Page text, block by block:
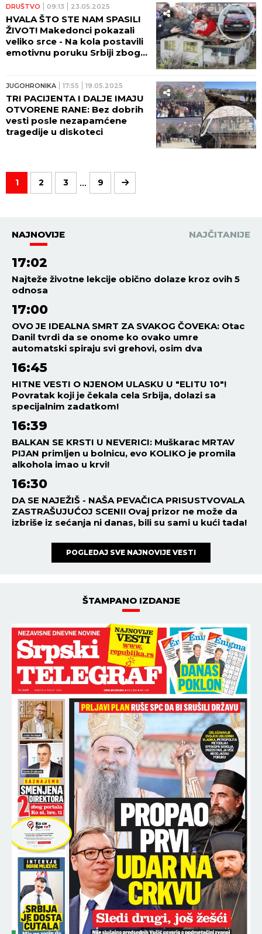
DRUŠTVO 09:13 23.05.2025
HVALA ŠTO STE NAM SPASILI
ŽIVOT! Makedonci pokazali
veliko srce - Na kola postavili
emotivnu poruku Srbiji zbog
JUGOHRONIKA 17:55 19.05.2025
TRI PACIJENTA I DALJE IMAJU
OTVORENE RANE: Bez dobrih
vesti posle nezapamćene
tragedije u diskoteci
1 2 3 ... 9
NAJNOVIJE NAJČITANIJE
17:02
Najteže životne lekcije obično dolaze kroz ovih 5
odnosa
17:00
OVO JE IDEALNA SMRT ZA SVAKOG ČOVEKA: Otac
Danil tvrdi da se onome ko ovako umre
automatski spiraju svi grehovi, osim dva
16:45
HITNE VESTI O NJENOM ULASKU U "ELITU 10"!
Povratak koji je čekala cela Srbija, dolazi sa
specijalnim zadatkom!
16:39
BALKAN SE KRSTI U NEVERICI: Muškarac MRTAV
PIJAN primljen u bolnicu, evo KOLIKO je promila
alkohola imao u krvi!
16:30
DA SE NAJEŽIŠ - NAŠA PEVAČICA PRISUSTVOVALA
ZASTRAŠUJUĆOJ SCENI! Ovaj prizor ne može da
izbriše iz sećanja ni danas, bili su sami u kući tada!
POGLEDAJ SVE NAJNOVIJE VESTI
ŠTAMPANO IZDANJE